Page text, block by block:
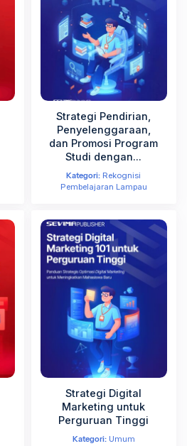
Strategi Pendirian,
Penyelenggaraan,
dan Promosi Program
Studi dengan...
Kategori: Rekognisi
Pembelajaran Lampau
Strategi Digital
Marketing untuk
Perguruan Tinggi
Kategori:Umum